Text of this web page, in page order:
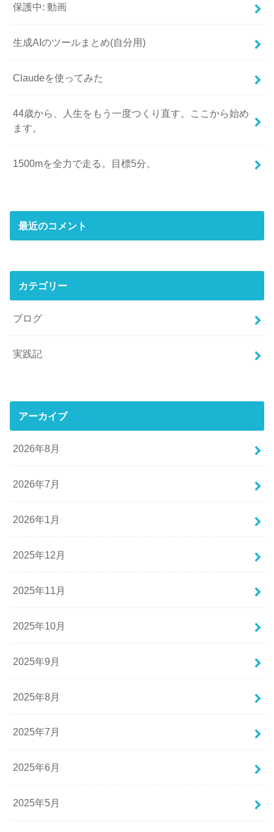
保護中: 動画
生成AIのツールまとめ(自分用)
Claudeを使ってみた
44歳から、人生をもう一度つくり直す。ここから始め
ます。
1500mを全力で走る。目標5分。
最近のコメント
カテゴリー
ブログ
実践記
アーカイブ
2026年8月
2026年7月
2026年1月
2025年12月
2025年11月
2025年10月
2025年9月
2025年8月
2025年7月
2025年6月
2025年5月